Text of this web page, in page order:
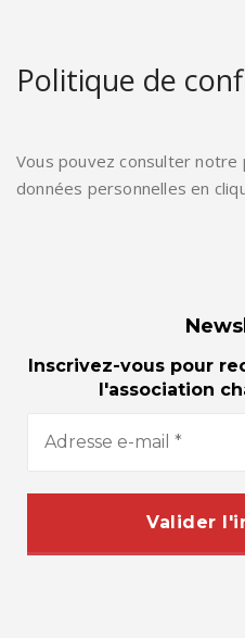
Politique de
Vous pouvez consulter
données personnelles en
Inscrivez-vous pour
l'association